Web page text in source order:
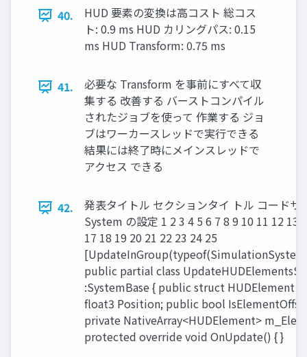
40.
HUD 要素の変換は高コスト 総コス
ト: 0.9 ms HUD カリングパス: 0.15
ms HUD Transform: 0.75 ms
41.
必要な Transform を事前にすべて収
集する 改善する バーストコンパイル
されたジョブを使って 作業する ジョ
ブはワーカースレッドで実行できる
結果には終了時にメインスレッドで
アクセス できる
42.
発表タイトル セクションタイ トル コードサ
System の設定 1 2 3 4 5 6 7 8 9 10 11 12 13
17 18 19 20 21 22 23 24 25
public partial class
:SystemBase { public struct HUDElement {
float3 Position; public bool
private NativeArray<HUDElement>
protected override void OnUpdate() { }